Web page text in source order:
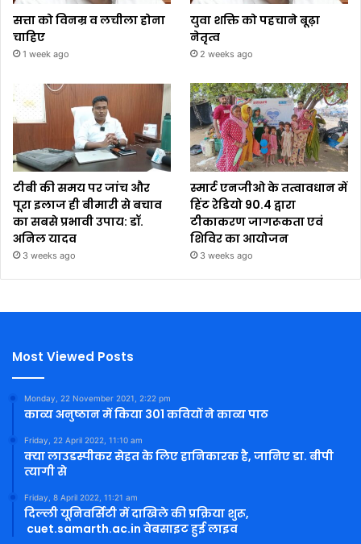
सत्ता को विनम्र व लचीला होना
चाहिए
1 week ago
युवा शक्ति को पहचाने बूढ़ा
नेतृत्व
2 weeks ago
टीबी की समय पर जांच और
पूरा इलाज ही बीमारी से बचाव
का सबसे प्रभावी उपाय: डॉ.
अनिल यादव
3 weeks ago
स्मार्ट एनजीओ के तत्वावधान में
हिंट रेडियो 90.4 द्वारा
टीकाकरण जागरूकता एवं
शिविर का आयोजन
3 weeks ago
Most Viewed Posts
Monday, 22 November 2021, 2:22 pm
काव्य अनुष्ठान में किया 301 कवियों ने काव्य पाठ
Friday, 22 April 2022, 11:10 am
क्या लाउडस्पीकर सेहत के लिए हानिकारक है, जानिए डा. बीपी
त्यागी से
Friday, 8 April 2022, 11:21 am
दिल्ली यूनिवर्सिटी में दाखिले की प्रक्रिया शुरू,
cuet.samarth.ac.in वेबसाइट हुई लाइव